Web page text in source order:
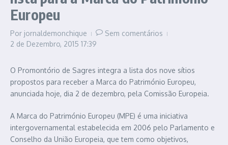
Europeu
Por jornaldemonchique
Sem comentários
2 de Dezembro, 2015 17:39
O Promontório de Sagres integra a lista dos nove sítios
propostos para receber a Marca do Património Europeu,
anunciada hoje, dia 2 de dezembro, pela Comissão Europeia.
A Marca do Património Europeu (MPE) é uma iniciativa
intergovernamental estabelecida em 2006 pelo Parlamento e
Conselho da União Europeia, que tem como objetivos,